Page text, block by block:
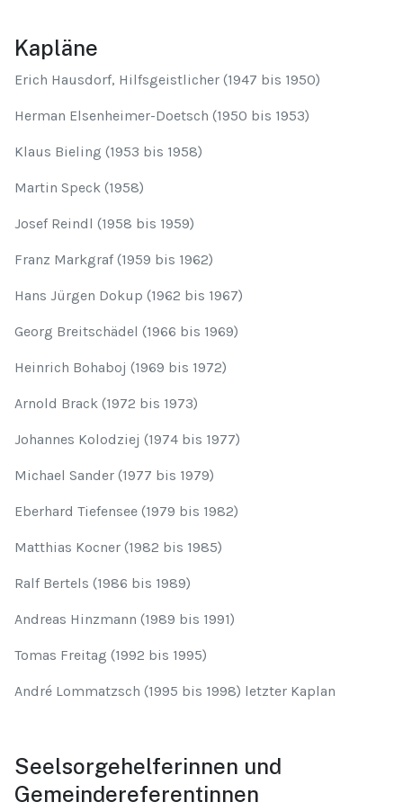
Kapläne
Erich Hausdorf, Hilfsgeistlicher (1947 bis 1950)
Herman Elsenheimer-Doetsch (1950 bis 1953)
Klaus Bieling (1953 bis 1958)
Martin Speck (1958)
Josef Reindl (1958 bis 1959)
Franz Markgraf (1959 bis 1962)
Hans Jürgen Dokup (1962 bis 1967)
Georg Breitschädel (1966 bis 1969)
Heinrich Bohaboj (1969 bis 1972)
Arnold Brack (1972 bis 1973)
Johannes Kolodziej (1974 bis 1977)
Michael Sander (1977 bis 1979)
Eberhard Tiefensee (1979 bis 1982)
Matthias Kocner (1982 bis 1985)
Ralf Bertels (1986 bis 1989)
Andreas Hinzmann (1989 bis 1991)
Tomas Freitag (1992 bis 1995)
André Lommatzsch (1995 bis 1998) letzter Kaplan
Seelsorgehelferinnen und
Gemeindereferentinnen